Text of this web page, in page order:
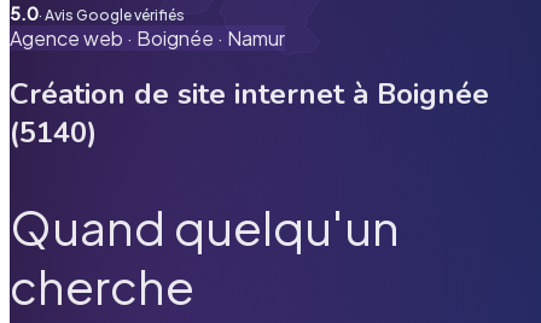
5.0· Avis Google vérifiés
Agence web · Boignée · Namur
Création de site internet à Boignée
(5140)
Quand quelqu'un
cherche